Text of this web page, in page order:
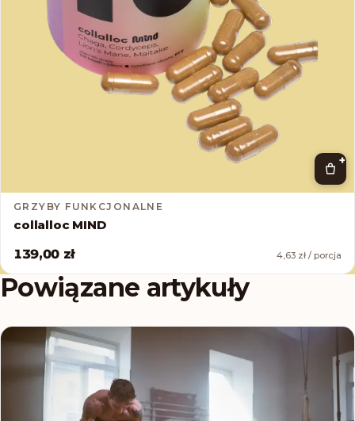
+
GRZYBY FUNKCJONALNE
collalloc MIND
139,00 zł
4,63 zł / porcja
Powiązane artykuły